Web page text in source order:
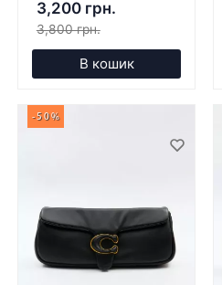
3,200 грн.
3,800 грн.
В кошик
-50%